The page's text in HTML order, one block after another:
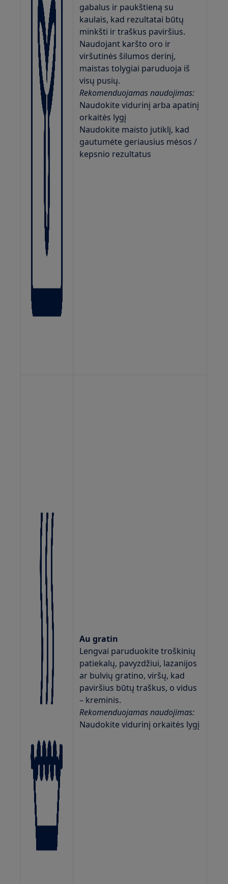
gabalus ir paukštieną su
kaulais, kad rezultatai būtų
minkšti ir traškus paviršius.
Naudojant karšto oro ir
viršutinės šilumos derinį,
maistas tolygiai paruduoja iš
visų pusių.
Rekomenduojamas naudojimas:
Naudokite vidurinį arba apatinį
orkaitės lygį
Naudokite maisto jutiklį, kad
gautumėte geriausius mėsos /
kepsnio rezultatus
Au gratin
Lengvai paruduokite troškinių
patiekalų, pavyzdžiui, lazanijos
ar bulvių gratino, viršų, kad
paviršius būtų traškus, o vidus
– kreminis.
Rekomenduojamas naudojimas:
Naudokite vidurinį orkaitės lygį